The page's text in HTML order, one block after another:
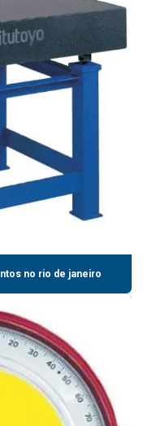
no rio de janeiro